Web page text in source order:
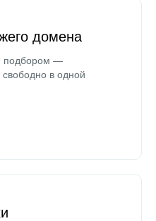
домена
подбором —
в одной